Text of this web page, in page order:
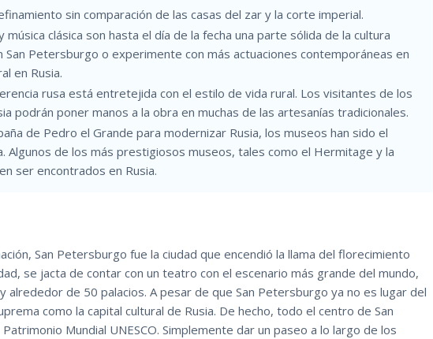
sin comparación de las casas del zar y la corte imperial.
música clásica son hasta el día de la fecha una parte sólida de la cultura
San Petersburgo o experimente con más actuaciones contemporáneas en
en Rusia.
rusa está entretejida con el estilo de vida rural. Los visitantes de los
podrán poner manos a la obra en muchas de las artesanías tradicionales.
de Pedro el Grande para modernizar Rusia, los museos han sido el
Algunos de los más prestigiosos museos, tales como el Hermitage y la
ser encontrados en Rusia.
San Petersburgo fue la ciudad que encendió la llama del florecimiento
se jacta de contar con un teatro con el escenario más grande del mundo,
alrededor de 50 palacios. A pesar de que San Petersburgo ya no es lugar del
como la capital cultural de Rusia. De hecho, todo el centro de San
Mundial UNESCO. Simplemente dar un paseo a lo largo de los